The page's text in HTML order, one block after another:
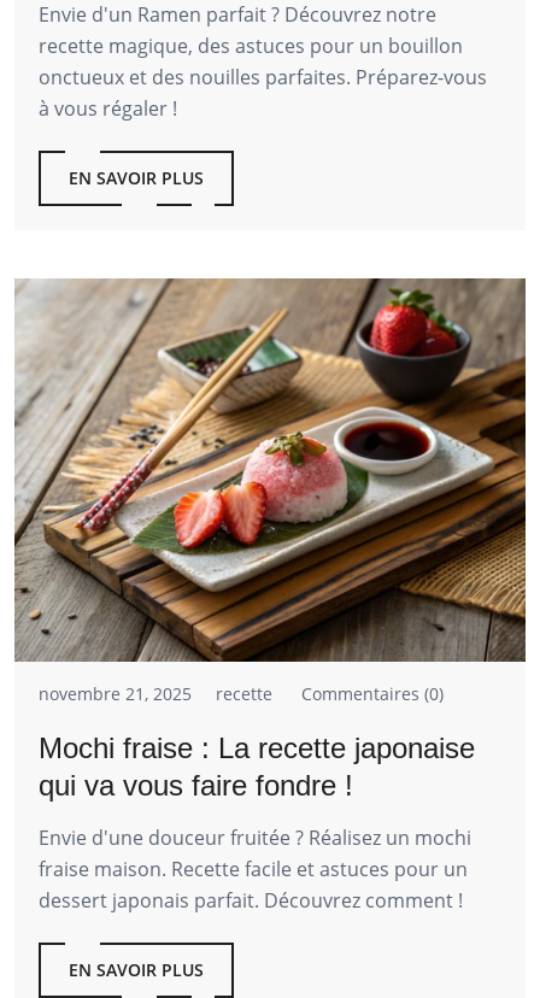
Envie d'un Ramen parfait ? Découvrez notre
recette magique, des astuces pour un bouillon
onctueux et des nouilles parfaites. Préparez-vous
à vous régaler !
EN SAVOIR PLUS
novembre 21, 2025 recette Commentaires (0)
Mochi fraise : La recette japonaise
qui va vous faire fondre !
Envie d'une douceur fruitée ? Réalisez un mochi
fraise maison. Recette facile et astuces pour un
dessert japonais parfait. Découvrez comment !
EN SAVOIR PLUS